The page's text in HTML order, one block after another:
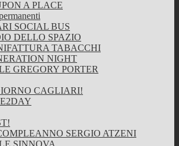
A PLACE
SOCIAL BUS
DELLO SPAZIO
TABACCHI
NIGHT
GREGORY PORTER
CAGLIARI!
SERGIO ATZENI
SINNOVA